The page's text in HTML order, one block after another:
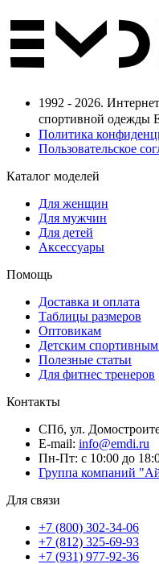
1992 - 2026.
спортивной одежды
Политика
Пользовательское
Каталог моделей
Для женщин
Для мужчин
Для детей
Аксессуары
Помощь
Доставка и оплата
Таблицы размеров
Оптовикам
Детским
Полезные статьи
Для фитнес тренеров
Контакты
СПб, ул.
E-mail: info@emdi.ru
Пн-Пт: с 10:00 до
Группа компаний
Для связи
+7 (800) 302-34-06
+7 (812) 325-69-93
+7 (931) 977-92-36